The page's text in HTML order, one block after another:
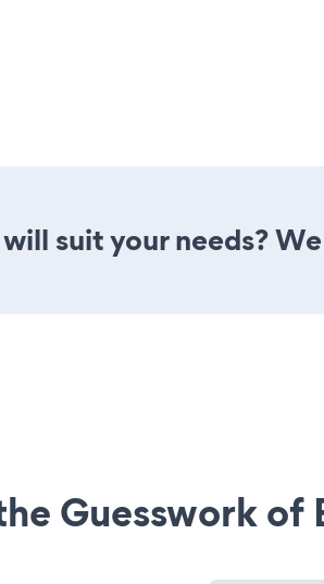
suit your needs?
Guesswork of